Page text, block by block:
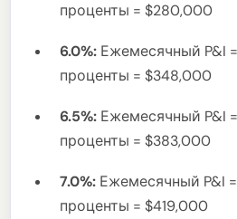
проценты = $280,000
6.0%: Ежемесячный P&I
проценты = $348,000
6.5%: Ежемесячный P&I
проценты = $383,000
7.0%: Ежемесячный P&I
проценты = $419,000